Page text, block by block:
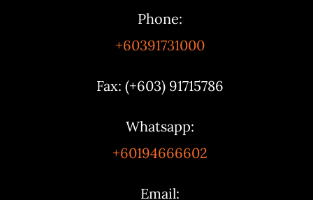
Phone:
+60391731000
Fax: (+603) 91715786
Whatsapp:
+60194666602
Email: